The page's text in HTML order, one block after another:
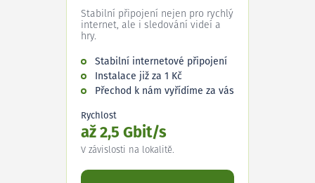
Stabilní připojení nejen pro rychlý
internet, ale i sledování videí a
hry.
Stabilní internetové připojení
Instalace již za 1 Kč
Přechod k nám vyřídíme za vás
Rychlost
až 2,5 Gbit/s
V závislosti na lokalitě.